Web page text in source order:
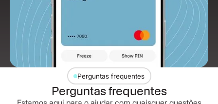
Perguntas frequentes
Perguntas frequentes